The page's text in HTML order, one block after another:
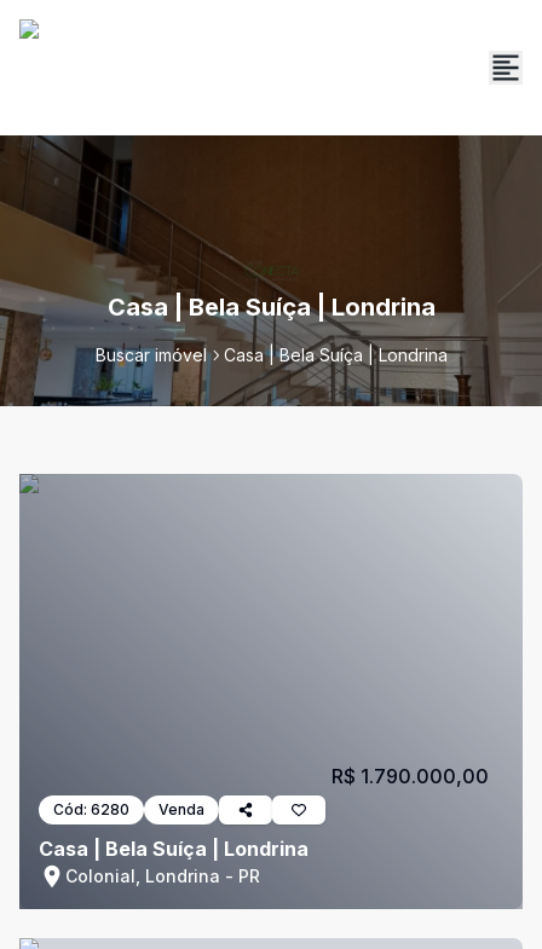
Casa | Bela Suíça | Londrina
Buscar imóvel Casa | Bela Suíça | Londrina
Cód: 6280 Venda
Casa | Bela Suíça | Londrina
Colonial, Londrina - PR
R$ 1.790.000,00